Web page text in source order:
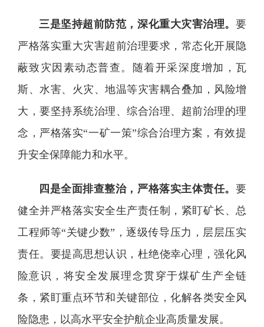
三是坚持超前防范，深化重大灾害治理。 要
严格落实重大灾害超前治理要求，常态化开展隐
蔽致灾因素动态普查。随着开采深度增加，瓦
斯、水害、火灾、地温等灾害耦合叠加，风险增
大，要坚持系统治理、综合治理、超前治理的理
念，严格落实“一矿一策”综合治理方案，有效提
升安全保障能力和水平。
四是全面排查整治，严格落实主体责任。 要
健全并严格落实安全生产责任制，紧盯矿长、总
工程师等“关键少数”，逐级传导压力，层层压实
责任。要提高思想认识，杜绝侥幸心理，强化风
险意识，将安全发展理念贯穿于煤矿生产全链
条，紧盯重点环节和关键部位，化解各类安全风
险隐患，以高水平安全护航企业高质量发展。